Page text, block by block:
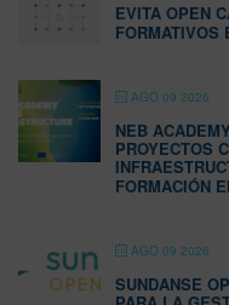
EVITA OPEN
FORMATIVOS
AGO 09 2026
NEB
PROYECTOS
FORMACIÓN
AGO 09 2026
SUNDANSE